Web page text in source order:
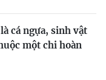
cá ngựa, sinh vật
một chi hoàn